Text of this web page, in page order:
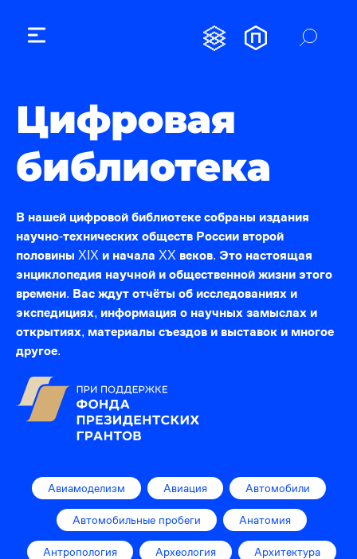
Цифровая
библиотека
В нашей цифровой библиотеке собраны издания
научно-технических обществ России второй
половины XIX и начала XX веков. Это настоящая
энциклопедия научной и общественной жизни этого
времени. Вас ждут отчёты об исследованиях и
экспедициях, информация о научных замыслах и
открытиях, материалы съездов и выставок и многое
другое.
Авиамоделизм Авиация Автомобили
Автомобильные пробеги Анатомия
Антропология Археология Архитектура